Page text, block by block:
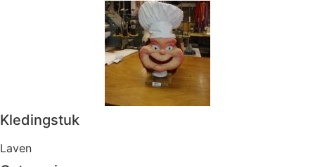
Kledingstuk
Laven